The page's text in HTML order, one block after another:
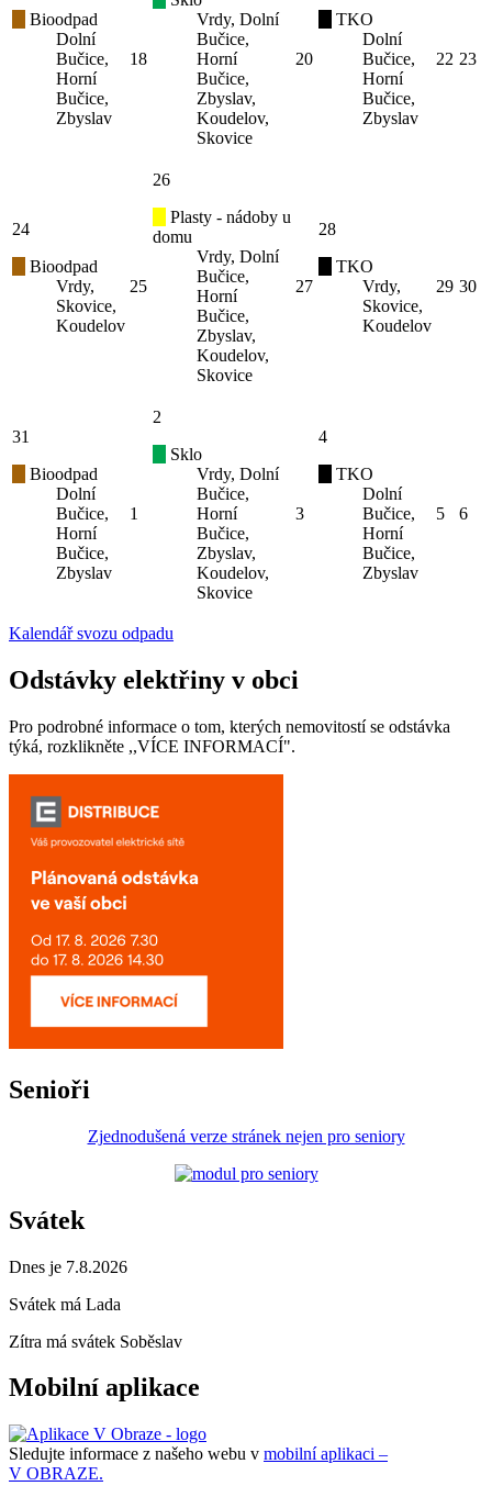
Bioodpad
Dolní
Bučice,
Horní
Bučice,
Zbyslav
18
Vrdy, Dolní
Bučice,
Horní
Bučice,
Zbyslav,
Koudelov,
Skovice
20
TKO
Dolní
Bučice,
Horní
Bučice,
Zbyslav
22 23
24
Bioodpad
Vrdy,
Skovice,
Koudelov
25
26
Plasty - nádoby u
domu
Vrdy, Dolní
Bučice,
Horní
Bučice,
Zbyslav,
Koudelov,
Skovice
27
28
TKO
Vrdy,
Skovice,
Koudelov
29 30
31
Bioodpad
Dolní
Bučice,
Horní
Bučice,
Zbyslav
1
2
Sklo
Vrdy, Dolní
Bučice,
Horní
Bučice,
Zbyslav,
Koudelov,
Skovice
3
4
TKO
Dolní
Bučice,
Horní
Bučice,
Zbyslav
5 6
Kalendář svozu odpadu
Odstávky elektřiny v obci
Pro podrobné informace o tom, kterých nemovitostí se odstávka
týká, rozklikněte ,,VÍCE INFORMACÍ".
Senioři
Zjednodušená verze stránek nejen pro seniory
Svátek
Dnes je 7.8.2026
Svátek má Lada
Zítra má svátek Soběslav
Mobilní aplikace
Sledujte informace z našeho webu v mobilní aplikaci –
V OBRAZE.